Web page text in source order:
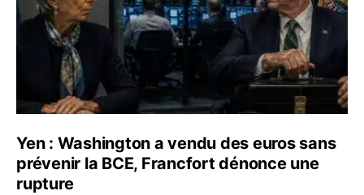
Yen : Washington a vendu des euros sans
prévenir la BCE, Francfort dénonce une
rupture